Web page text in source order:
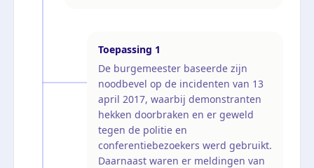
Toepassing 1
De burgemeester baseerde zijn
noodbevel op de incidenten van 13
april 2017, waarbij demonstranten
hekken doorbraken en er geweld
tegen de politie en
conferentiebezoekers werd gebruikt.
Daarnaast waren er meldingen van